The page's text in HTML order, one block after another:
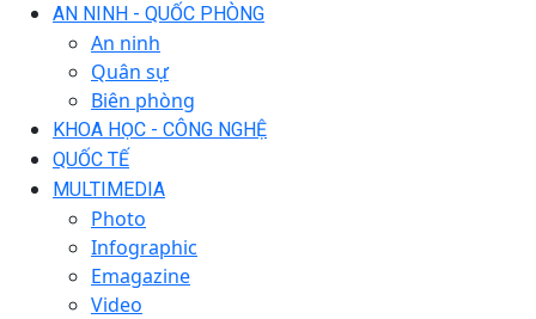
AN NINH - QUỐC PHÒNG
An ninh
Quân sự
Biên phòng
KHOA HỌC - CÔNG NGHỆ
QUỐC TẾ
MULTIMEDIA
Photo
Infographic
Emagazine
Video